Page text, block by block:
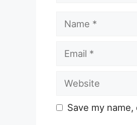
Name
Email
Website
Save my